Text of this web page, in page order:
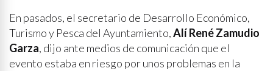
En pasados, el secretario de Desarrollo Económico,
Turismo y Pesca del Ayuntamiento,Alí René Zamudio
Garza, dijo ante medios de comunicación que el
evento estaba en riesgo por unos problemas en la